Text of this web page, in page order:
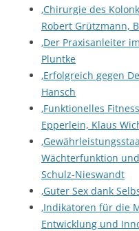
‚Chirurgie des
Robert Grützmann,
‚Der Praxisanleiter
Pluntke
‚Erfolgreich gegen
Hansch
‚Funktionelles
Epperlein, Klaus
Wächterfunktion
Schulz-Nieswandt
‚Guter Sex dank
‚Indikatoren für die
Entwicklung und